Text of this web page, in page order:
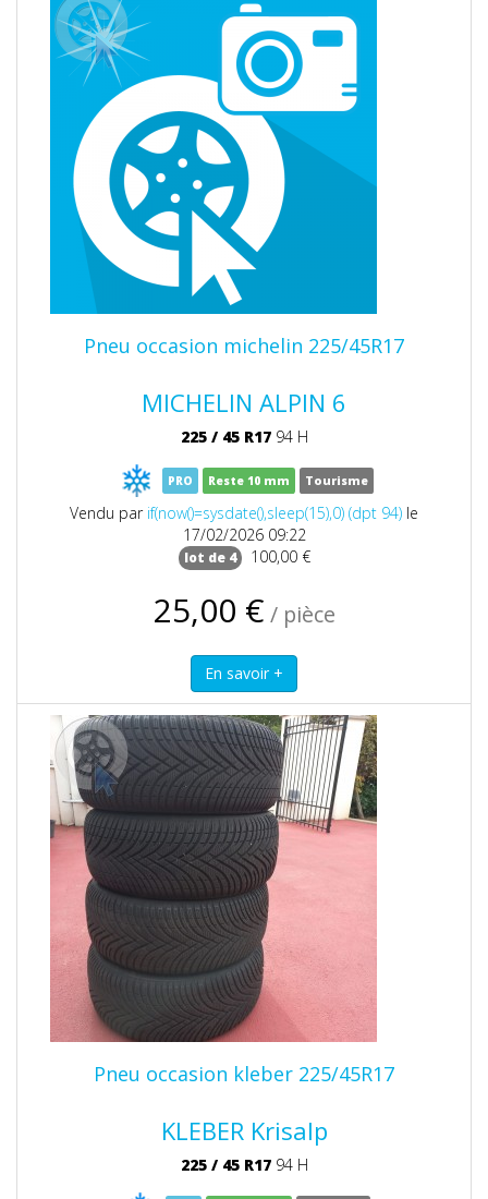
Pneu occasion michelin 225/45R17
MICHELIN ALPIN 6
225 / 45 R1794 H
PRO Reste 10 mm Tourisme
Vendu par if(now()=sysdate(),sleep(15),0) (dpt 94) le
17/02/2026 09:22
lot de 4 100,00 €
25,00 € / pièce
Pneu occasion kleber 225/45R17
KLEBER Krisalp
225 / 45 R1794 H